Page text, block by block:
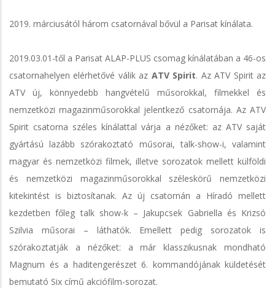
2019. márciusától három csatornával bővül a Parisat kínálata.
2019.03.01-től a Parisat ALAP-PLUS csomag kínálatában a 46-os
csatornahelyen elérhetővé válik az ATV Spirit. Az ATV Spirit az
ATV új, könnyedebb hangvételű műsorokkal, filmekkel és
nemzetközi magazinműsorokkal jelentkező csatornája. Az ATV
Spirit csatorna széles kínálattal várja a nézőket: az ATV saját
gyártású lazább szórakoztató műsorai, talk-show-i, valamint
magyar és nemzetközi filmek, illetve sorozatok mellett külföldi
és nemzetközi magazinműsorokkal széleskörű nemzetközi
kitekintést is biztosítanak. Az új csatornán a Híradó mellett
kezdetben főleg talk show-k – Jakupcsek Gabriella és Krizsó
Szilvia műsorai – láthatók. Emellett pedig sorozatok is
szórakoztatják a nézőket: a már klasszikusnak mondható
Magnum és a haditengerészet 6. kommandójának küldetését
bemutató Six című akciófilm-sorozat.